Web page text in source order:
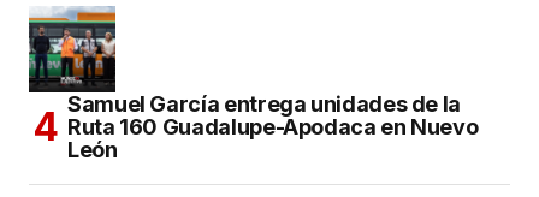
Samuel García entrega unidades de la
Ruta 160 Guadalupe-Apodaca en Nuevo
León